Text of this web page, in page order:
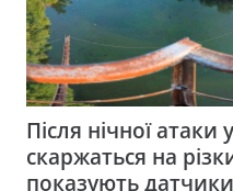
Після нічної
скаржаться на
показують